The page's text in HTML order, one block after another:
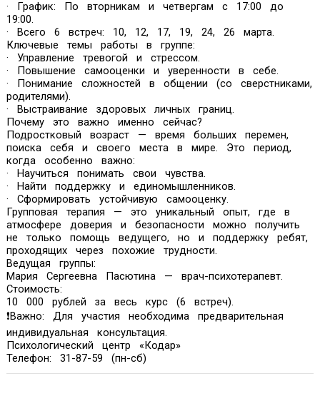
· График: По вторникам и четвергам с 17:00 до
19:00.
· Всего 6 встреч: 10, 12, 17, 19, 24, 26 марта.
Ключевые темы работы в группе:
· Управление тревогой и стрессом.
· Повышение самооценки и уверенности в себе.
· Понимание сложностей в общении (со сверстниками,
родителями).
· Выстраивание здоровых личных границ.
Почему это важно именно сейчас?
Подростковый возраст — время больших перемен,
поиска себя и своего места в мире. Это период,
когда особенно важно:
· Научиться понимать свои чувства.
· Найти поддержку и единомышленников.
· Сформировать устойчивую самооценку.
Групповая терапия — это уникальный опыт, где в
атмосфере доверия и безопасности можно получить
не только помощь ведущего, но и поддержку ребят,
проходящих через похожие трудности.
Ведущая группы:
Мария Сергеевна Пасютина — врач-психотерапевт.
Стоимость:
10 000 рублей за весь курс (6 встреч).
❗Важно: Для участия необходима предварительная
индивидуальная консультация.
Психологический центр «Кодар»
Телефон: 31-87-59 (пн-сб)